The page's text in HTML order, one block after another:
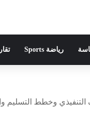
رياضة Sports
التنفيذي وخطط